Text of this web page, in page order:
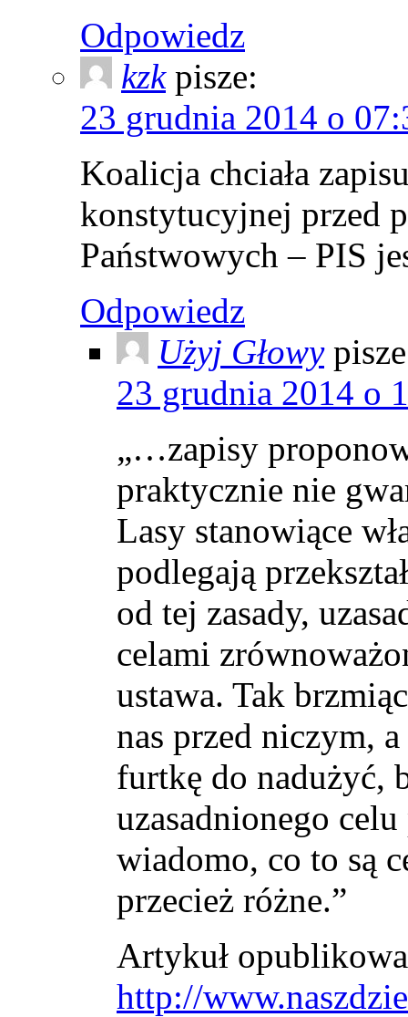
Odpowiedz
kzk pisze:
23 grudnia 2014 o
Koalicja chciała
konstytucyjnej przed
Państwowych – PIS
Odpowiedz
Użyj Głowy
23 grudnia 2014 o
„…zapisy
praktycznie nie
Lasy stanowiące
podlegają
od tej zasady,
celami
ustawa. Tak
nas przed niczym,
furtkę do nadużyć,
uzasadnionego
wiadomo, co to są
przecież różne.”
Artykuł
http://